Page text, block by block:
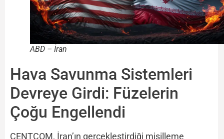
ABD – İran
Hava Savunma Sistemleri
Devreye Girdi: Füzelerin
Çoğu Engellendi
CENTCOM, İran’ın gerçekleştirdiği misilleme